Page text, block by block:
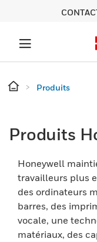
Produits
Produits
Honeywell
travailleurs plus
des ordinateurs
barres, des
vocale, une
matériaux, des